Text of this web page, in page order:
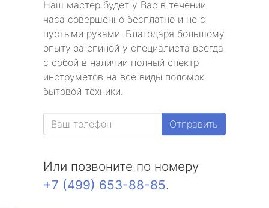
Наш мастер будет у Вас в течении
часа совершенно бесплатно и не с
пустыми руками. Благодаря большому
опыту за спиной у специалиста всегда
с собой в наличии полный спектр
инструметов на все виды поломок
бытовой техники.
Отправить
Или позвоните по номеру
+7 (499) 653-88-85.